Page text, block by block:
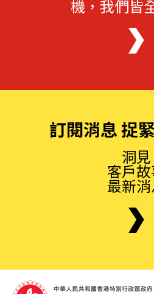
機，我們皆
訂閱消息 捉
洞見
客戶
最新